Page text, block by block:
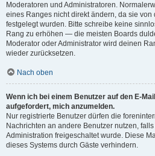
Moderatoren und Administratoren.
eines Ranges nicht direkt ändern, da sie von
festgelegt wurden. Bitte schreibe keine
Rang zu erhöhen — die meisten Boards
Moderator oder Administrator wird deinen
wieder zurücksetzen.
Nach oben
Wenn ich bei einem Benutzer auf den E-
aufgefordert, mich anzumelden.
Nur registrierte Benutzer dürfen die
Nachrichten an andere Benutzer nutzen,
Administration freigeschaltet wurde. Diese
dieses Systems durch Gäste verhindern.